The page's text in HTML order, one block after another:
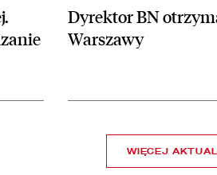
Dyrektor BN
Warszawy
WIĘCEJ